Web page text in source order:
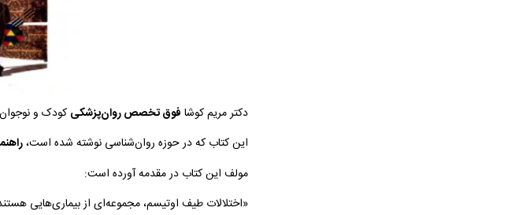
دکتر مریم کوشا فوق تخصص روان‌پزشکی کودک و
این کتاب که در حوزه روان‌شناسی نوشته شده است،
مولف این کتاب در مقدمه آورده است:
«اختلالات طیف اوتیسم، مجموعه‌ای از بیماری‌هایی